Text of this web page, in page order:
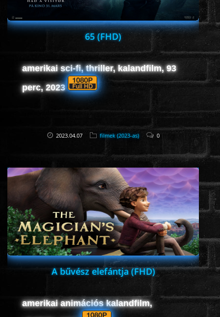
65 (FHD)
amerikai sci-fi, thriller, kalandfilm, 93
perc, 2023
2023.04.07 filmek (2023-as) 0
A bűvész elefántja (FHD)
amerikai animációs kalandfilm,